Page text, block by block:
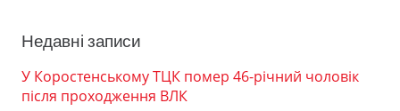
Недавні записи
У Коростенському ТЦК помер 46-річний чоловік
після проходження ВЛК